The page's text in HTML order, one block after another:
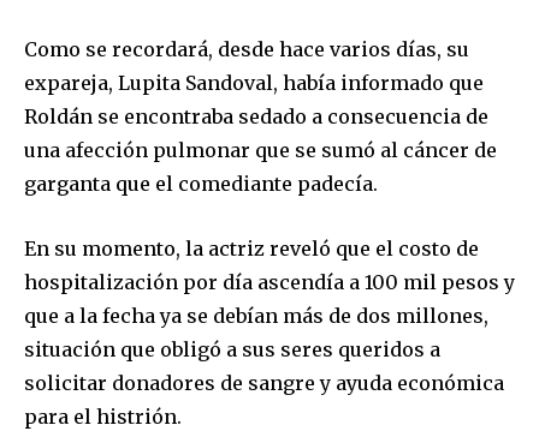
Como se recordará, desde hace varios días, su
expareja, Lupita Sandoval, había informado que
Roldán se encontraba sedado a consecuencia de
una afección pulmonar que se sumó al cáncer de
garganta que el comediante padecía.
En su momento, la actriz reveló que el costo de
hospitalización por día ascendía a 100 mil pesos y
que a la fecha ya se debían más de dos millones,
situación que obligó a sus seres queridos a
solicitar donadores de sangre y ayuda económica
para el histrión.